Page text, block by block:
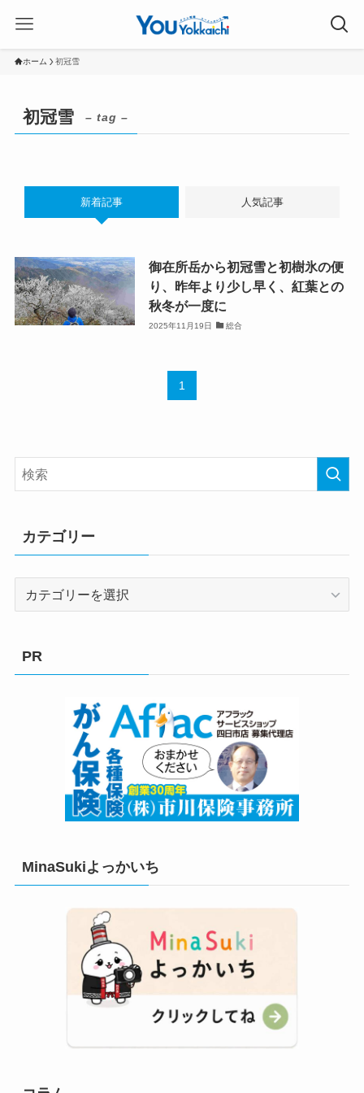
ホーム 初冠雪
初冠雪 – tag –
新着記事 人気記事
御在所岳から初冠雪と初樹氷の便
り、昨年より少し早く、紅葉との
秋冬が一度に
2025年11月19日 総合
1
カテゴリー
PR
MinaSukiよっかいち